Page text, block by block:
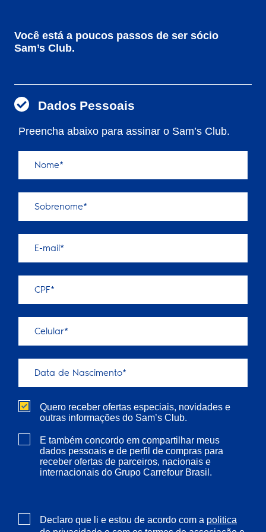
Você está a poucos passos de ser sócio
Sam’s Club.
Dados Pessoais
Preencha abaixo para assinar o Sam’s Club.
Quero receber ofertas especiais, novidades e
outras informações do Sam’s Club.
E também concordo em compartilhar meus
dados pessoais e de perfil de compras para
receber ofertas de parceiros, nacionais e
internacionais do Grupo Carrefour Brasil.
Declaro que li e estou de acordo com a politica